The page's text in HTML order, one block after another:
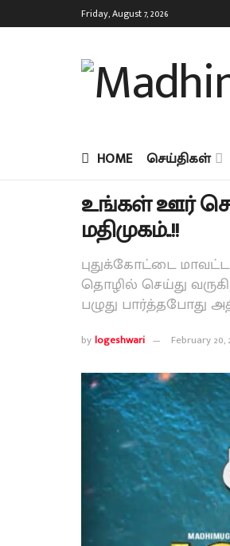
Friday, August 7, 2026
HOME செய்திகள்
உங்கள் ஊர்
மதிமுகம்..!!
புதுக்கோட்டை
தொழில் செய்து
பழுது பார்த்தபோது
bylogeshwari February 20,